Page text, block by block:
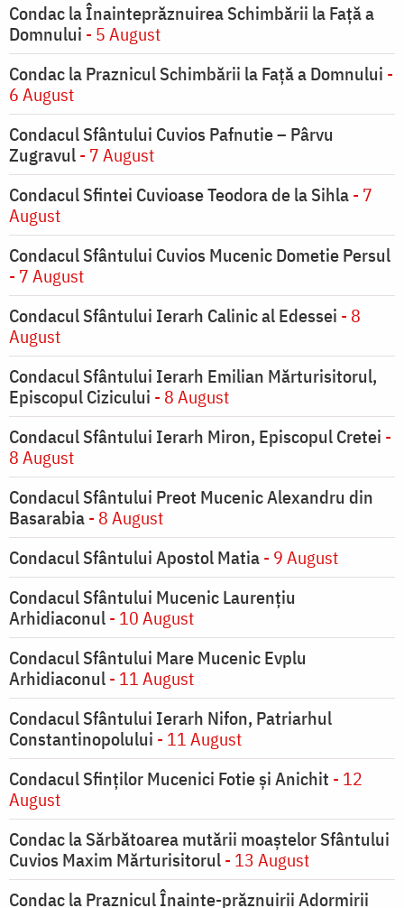
Condac la Înainteprăznuirea Schimbării la Faţă a
Domnului - 5 August
Condac la Praznicul Schimbării la Faţă a Domnului -
6 August
Condacul Sfântului Cuvios Pafnutie – Pârvu
Zugravul- 7 August
Condacul Sfintei Cuvioase Teodora de la Sihla- 7
August
Condacul Sfântului Cuvios Mucenic Dometie Persul
- 7 August
Condacul Sfântului Ierarh Calinic al Edessei - 8
August
Condacul Sfântului Ierarh Emilian Mărturisitorul,
Episcopul Cizicului - 8 August
Condacul Sfântului Ierarh Miron, Episcopul Cretei -
8 August
Condacul Sfântului Preot Mucenic Alexandru din
Basarabia- 8 August
Condacul Sfântului Apostol Matia- 9 August
Condacul Sfântului Mucenic Laurențiu
Arhidiaconul- 10 August
Condacul Sfântului Mare Mucenic Evplu
Arhidiaconul- 11 August
Condacul Sfântului Ierarh Nifon, Patriarhul
Constantinopolului - 11 August
Condacul Sfinţilor Mucenici Fotie şi Anichit - 12
August
Condac la Sărbătoarea mutării moaştelor Sfântului
Cuvios Maxim Mărturisitorul- 13 August
Condac la Praznicul Înainte-prăznuirii Adormirii